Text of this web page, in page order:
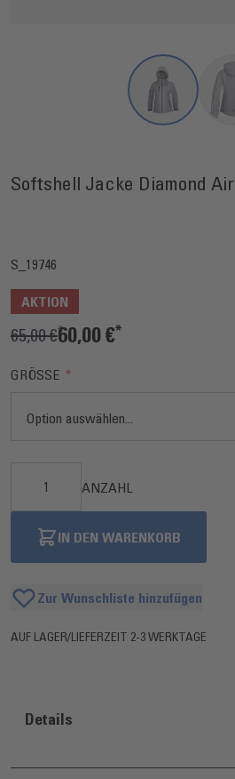
View larger
Softshell Jacke Diamond
S_19746
AKTION
65,00 €60,00 €
GRÖSSE
ANZAHL
IN DEN WARENKORB
Zur Wunschliste hinzufügen
AUF LAGER/LIEFERZEIT 2-3 WERKTAGE
Details